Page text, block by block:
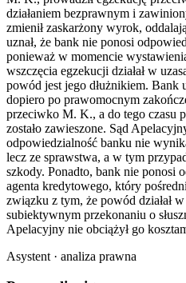
działaniem bezprawnym i
zmienił zaskarżony wyrok,
uznał, że bank nie ponosi
ponieważ w momencie
wszczęcia egzekucji działał w
powód jest jego dłużnikiem. Bank
dopiero po prawomocnym
przeciwko M. K., a do tego czasu
zostało zawieszone. Sąd
odpowiedzialność banku nie
lecz ze sprawstwa, a w tym
szkody. Ponadto, bank nie ponosi
agenta kredytowego, który
związku z tym, że powód działał
subiektywnym przekonaniu o
Apelacyjny nie obciążył go
Asystent · analiza prawna